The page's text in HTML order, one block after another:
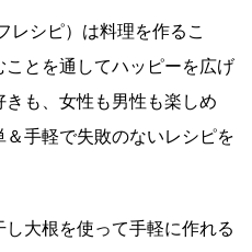
レシピ）は料理を作るこ
とを通してハッピーを広げ
も、女性も男性も楽しめ
手軽で失敗のないレシピを
大根を使って手軽に作れる